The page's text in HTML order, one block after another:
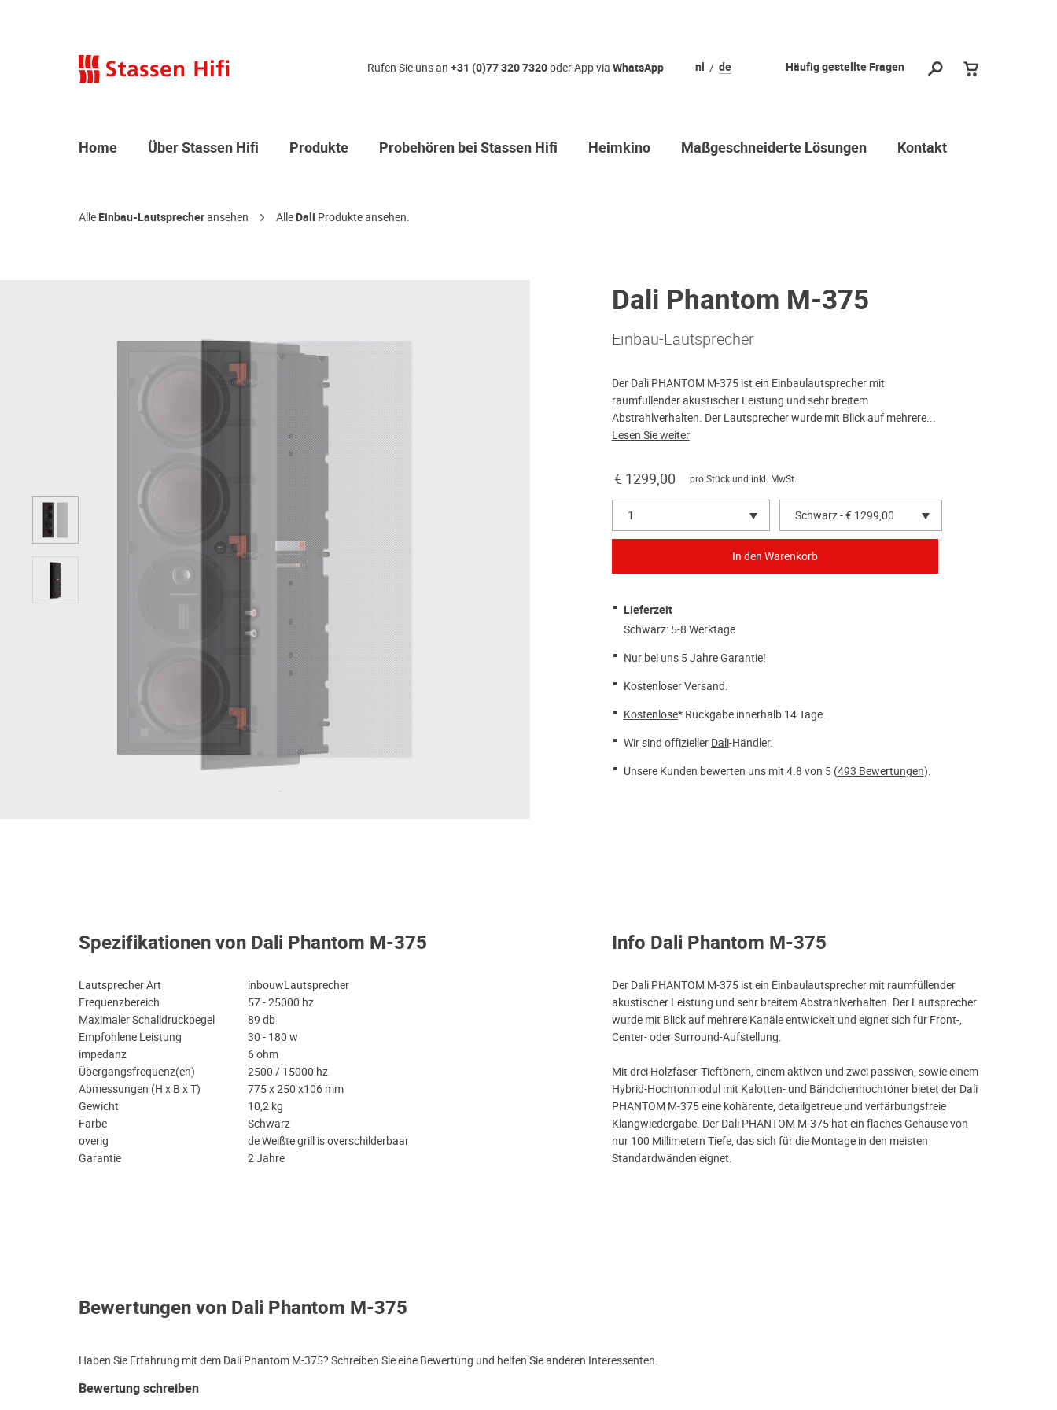
Häufig gestellte Fragen
nl de
Rufen Sie uns an +31 (0)77 320 7320oder App via WhatsApp
Home Über Stassen Hifi Produkte Probehören bei Stassen Hifi Heimkino Maßgeschneiderte Lösungen Kontakt
AlleEinbau-Lautsprecheransehen AlleDali Produkte ansehen.
Dali Phantom M-375
Einbau-Lautsprecher
Der Dali PHANTOM M-375 ist ein Einbaulautsprecher mit
raumfüllender akustischer Leistung und sehr breitem
Abstrahlverhalten. Der Lautsprecher wurde mit Blick auf mehrere...
Lesen Sie weiter
€ 1299,00 pro Stück und inkl. MwSt.
1 Schwarz - € 1299,00
Lieferzeit
Schwarz: 5-8 Werktage
Nur bei uns 5 Jahre Garantie!
Kostenloser Versand.
Kostenlose* Rückgabe innerhalb 14 Tage.
Wir sind offizieller Dali-Händler.
Unsere Kunden bewerten uns mit 4.8 von 5 (493 Bewertungen).
Spezifikationen von Dali Phantom M-375
Lautsprecher Art
inbouwLautsprecher
Frequenzbereich
57 - 25000 hz
Maximaler Schalldruckpegel
89 db
Empfohlene Leistung
30 - 180 w
impedanz
6 ohm
Übergangsfrequenz(en)
2500 / 15000 hz
Abmessungen (H x B x T)
775 x 250 x106 mm
Gewicht
10,2 kg
Farbe
Schwarz
overig
de Weißte grill is overschilderbaar
Garantie
2 Jahre
Info Dali Phantom M-375
Der Dali PHANTOM M-375 ist ein Einbaulautsprecher mit raumfüllender
akustischer Leistung und sehr breitem Abstrahlverhalten. Der Lautsprecher
wurde mit Blick auf mehrere Kanäle entwickelt und eignet sich für Front-,
Center- oder Surround-Aufstellung.
Mit drei Holzfaser-Tieftönern, einem aktiven und zwei passiven, sowie einem
Hybrid-Hochtonmodul mit Kalotten- und Bändchenhochtöner bietet der Dali
PHANTOM M-375 eine kohärente, detailgetreue und verfärbungsfreie
Klangwiedergabe. Der Dali PHANTOM M-375 hat ein flaches Gehäuse von
nur 100 Millimetern Tiefe, das sich für die Montage in den meisten
Standardwänden eignet.
Bewertungen von Dali Phantom M-375
Haben Sie Erfahrung mit dem Dali Phantom M-375? Schreiben Sie eine Bewertung und helfen Sie anderen Interessenten.
Bewertung schreiben